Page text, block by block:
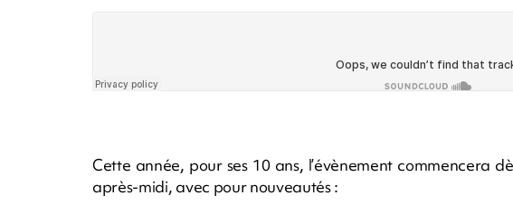
Cette année, pour ses 10 ans, l’évènement commencera
après-midi, avec pour nouveautés :